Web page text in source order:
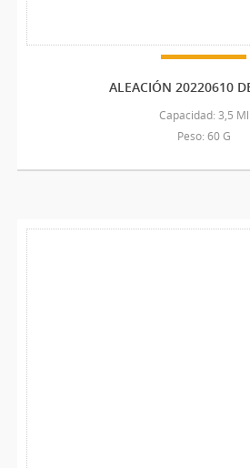
ALEACIÓN 20220610
Capacidad: 3,5 Ml
Peso: 60 G